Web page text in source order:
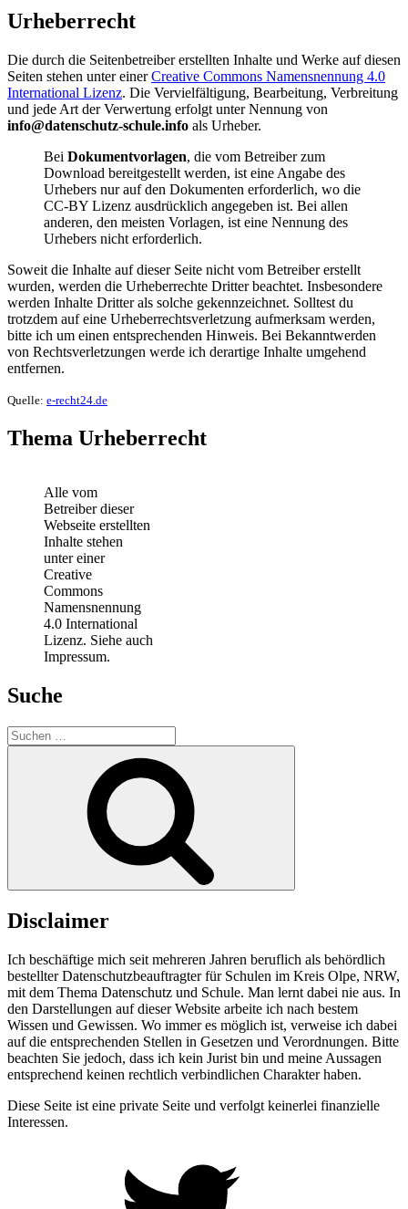
Urheberrecht
Die durch die Seitenbetreiber erstellten Inhalte und Werke auf diesen
Seiten stehen unter einerCreative Commons Namensnennung 4.0
International Lizenz. Die Vervielfältigung, Bearbeitung, Verbreitung
und jede Art der Verwertung erfolgt unter Nennung von
info@datenschutz-schule.info als Urheber.
Bei Dokumentvorlagen, die vom Betreiber zum
Download bereitgestellt werden, ist eine Angabe des
Urhebers nur auf den Dokumenten erforderlich, wo die
CC-BY Lizenz ausdrücklich angegeben ist. Bei allen
anderen, den meisten Vorlagen, ist eine Nennung des
Urhebers nicht erforderlich.
Soweit die Inhalte auf dieser Seite nicht vom Betreiber erstellt
wurden, werden die Urheberrechte Dritter beachtet. Insbesondere
werden Inhalte Dritter als solche gekennzeichnet. Solltest du
trotzdem auf eine Urheberrechtsverletzung aufmerksam werden,
bitte ich um einen entsprechenden Hinweis. Bei Bekanntwerden
von Rechtsverletzungen werde ich derartige Inhalte umgehend
entfernen.
Quelle: e-recht24.de
Thema Urheberrecht
Alle vom
Betreiber dieser
Webseite erstellten
Inhalte stehen
unter einer
Creative
Commons
Namensnennung
4.0 International
Lizenz. Siehe auch
Impressum.
Suche
Suchen
nach:
Disclaimer
Ich beschäftige mich seit mehreren Jahren beruflich als behördlich
bestellter Datenschutzbeauftragter für Schulen im Kreis Olpe, NRW,
mit dem Thema Datenschutz und Schule. Man lernt dabei nie aus. In
den Darstellungen auf dieser Website arbeite ich nach bestem
Wissen und Gewissen. Wo immer es möglich ist, verweise ich dabei
auf die entsprechenden Stellen in Gesetzen und Verordnungen. Bitte
beachten Sie jedoch, dass ich kein Jurist bin und meine Aussagen
entsprechend keinen rechtlich verbindlichen Charakter haben.
Diese Seite ist eine private Seite und verfolgt keinerlei finanzielle
Interessen.